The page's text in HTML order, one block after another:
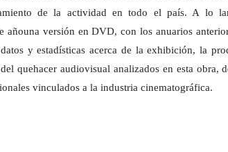
de la actividad en todo el país. A lo
añouna versión en DVD, con los anuarios
y estadísticas acerca de la exhibición, la
quehacer audiovisual analizados en esta obra,
vinculados a la industria cinematográfica.